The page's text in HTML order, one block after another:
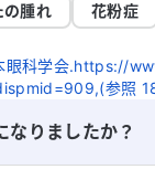
の腫れ
花粉症
本眼科学会.https://
参照
なりましたか？